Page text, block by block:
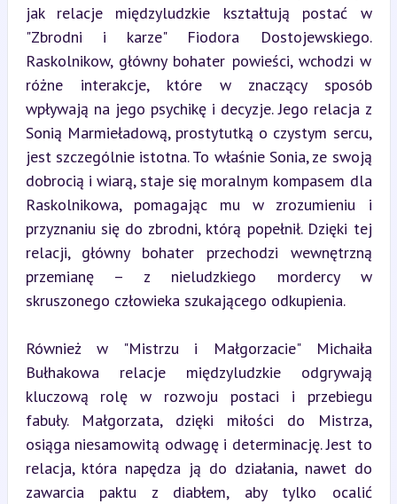
jak relacje międzyludzkie kształtują postać w
"Zbrodni i karze" Fiodora Dostojewskiego.
Raskolnikow, główny bohater powieści, wchodzi w
różne interakcje, które w znaczący sposób
wpływają na jego psychikę i decyzje. Jego relacja z
Sonią Marmieładową, prostytutką o czystym sercu,
jest szczególnie istotna. To właśnie Sonia, ze swoją
dobrocią i wiarą, staje się moralnym kompasem dla
Raskolnikowa, pomagając mu w zrozumieniu i
przyznaniu się do zbrodni, którą popełnił. Dzięki tej
relacji, główny bohater przechodzi wewnętrzną
przemianę – z nieludzkiego mordercy w
skruszonego człowieka szukającego odkupienia.
Również w "Mistrzu i Małgorzacie" Michaiła
Bułhakowa relacje międzyludzkie odgrywają
kluczową rolę w rozwoju postaci i przebiegu
fabuły. Małgorzata, dzięki miłości do Mistrza,
osiąga niesamowitą odwagę i determinację. Jest to
relacja, która napędza ją do działania, nawet do
zawarcia paktu z diabłem, aby tylko ocalić